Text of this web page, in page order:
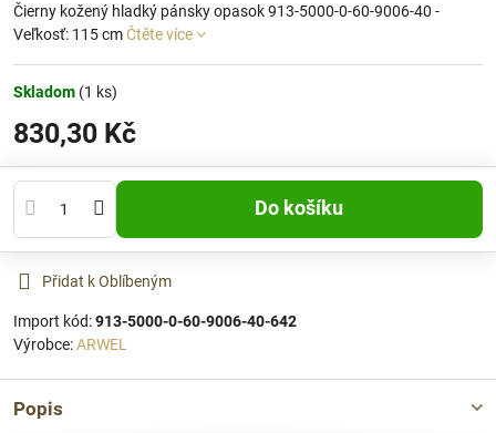
Čierny kožený hladký pánsky opasok 913-5000-0-60-9006-40 -
Veľkosť: 115 cmČtěte více
Skladom (1 ks)
830,30 Kč
Do košíku
Přidat k Oblíbeným
Import kód:913-5000-0-60-9006-40-642
Výrobce:ARWEL
Popis